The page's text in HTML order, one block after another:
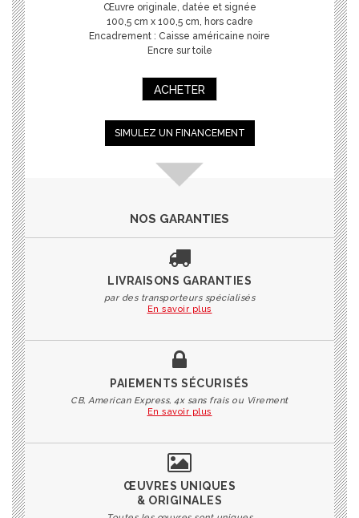
Œuvre originale, datée et signée
100,5 cm x 100,5 cm, hors cadre
Encadrement : Caisse américaine noire
Encre sur toile
ACHETER
SIMULEZ UN FINANCEMENT
NOS GARANTIES
LIVRAISONS GARANTIES
par des transporteurs spécialisés
En savoir plus
PAIEMENTS SÉCURISÉS
CB, American Express, 4x sans frais ou Virement
En savoir plus
ŒUVRES UNIQUES
& ORIGINALES